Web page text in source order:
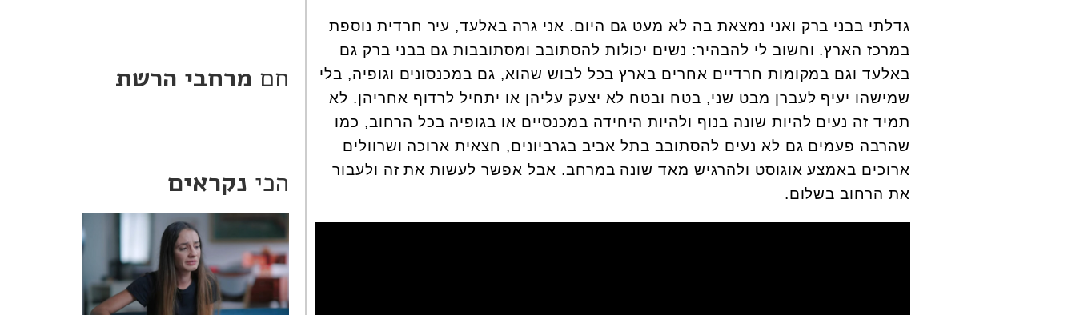
גדלתי בבני ברק ואני נמצאת בה לא מעט גם היום. אני גרה באלעד, עיר חרדית נוספת
במרכז הארץ. וחשוב לי להבהיר: נשים יכולות להסתובב ומסתובבות גם בבני ברק גם
באלעד וגם במקומות חרדיים אחרים בארץ בכל לבוש שהוא, גם במכנסונים וגופיה, בלי
שמישהו יעיף לעברן מבט שני, בטח ובטח לא יצעק עליהן או יתחיל לרדוף אחריהן. לא
תמיד זה נעים להיות שונה בנוף ולהיות היחידה במכנסיים או בגופיה בכל הרחוב, כמו
שהרבה פעמים גם לא נעים להסתובב בתל אביב בגרביונים, חצאית ארוכה ושרוולים
ארוכים באמצע אוגוסט ולהרגיש מאד שונה במרחב. אבל אפשר לעשות את זה ולעבור
את הרחוב בשלום.
חם מרחבי הרשת
הכי נקראים